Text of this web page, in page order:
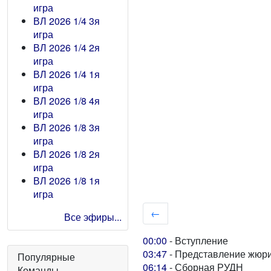
игра
ВЛ 2026 1/4 3я
игра
ВЛ 2026 1/4 2я
игра
ВЛ 2026 1/4 1я
игра
ВЛ 2026 1/8 4я
игра
ВЛ 2026 1/8 3я
игра
ВЛ 2026 1/8 2я
игра
ВЛ 2026 1/8 1я
игра
Все эфиры...
Популярные
←
00:00 - Вступление
03:47- Представление
06:14- Сборная РУДН